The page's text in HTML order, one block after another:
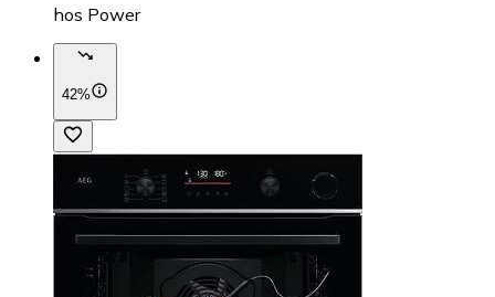
hos Power
42%